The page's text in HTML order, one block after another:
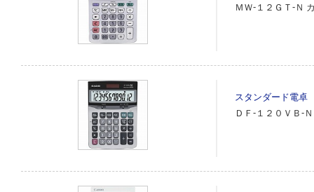
ＭＷ‐１２ＧＴ‐Ｎ
スタンダード電卓
ＤＦ‐１２０ＶＢ‐Ｎ